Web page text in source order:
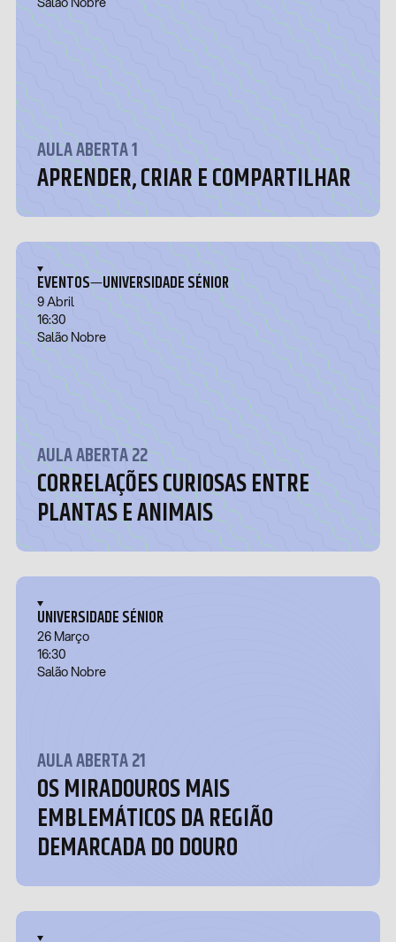
AULA ABERTA 1
APRENDER, CRIAR E COMPARTILHAR
EVENTOS—UNIVERSIDADE SÉNIOR
9 Abril
16:30
Salão Nobre
AULA ABERTA 22
CORRELAÇÕES CURIOSAS ENTRE
PLANTAS E ANIMAIS
UNIVERSIDADE SÉNIOR
26 Março
16:30
Salão Nobre
AULA ABERTA 21
OS MIRADOUROS MAIS
EMBLEMÁTICOS DA REGIÃO
DEMARCADA DO DOURO